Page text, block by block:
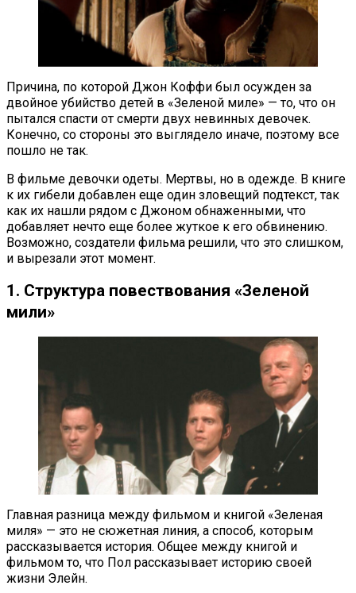
Причина, по которой Джон Коффи был осужден за
двойное убийство детей в «Зеленой миле» — то, что он
пытался спасти от смерти двух невинных девочек.
Конечно, со стороны это выглядело иначе, поэтому все
пошло не так.
В фильме девочки одеты. Мертвы, но в одежде. В книге
к их гибели добавлен еще один зловещий подтекст, так
как их нашли рядом с Джоном обнаженными, что
добавляет нечто еще более жуткое к его обвинению.
Возможно, создатели фильма решили, что это слишком,
и вырезали этот момент.
1. Структура повествования «Зеленой
мили»
Главная разница между фильмом и книгой «Зеленая
миля» — это не сюжетная линия, а способ, которым
рассказывается история. Общее между книгой и
фильмом то, что Пол рассказывает историю своей
жизни Элейн.